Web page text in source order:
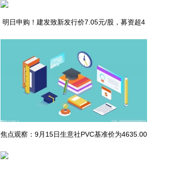
明日申购！建发致新发行价7.05元/股，募资超4
焦点观察：9月15日生意社PVC基准价为4635.00